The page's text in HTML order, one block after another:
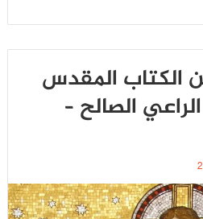
الكتاب المقدس
الصالح –